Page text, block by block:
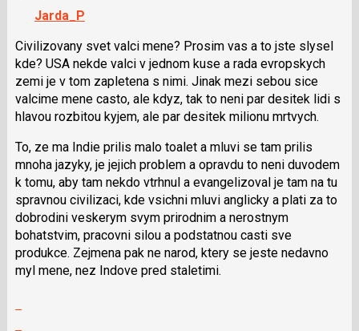
navigaci
lze
použít
i
klávesy
N
pro
a
P
pro
předchozí
nový
názor
Jarda_P
Civilizovany svet valci mene? Prosim vas a to jste slysel
kde? USA nekde valci v jednom kuse a rada evropskych
zemi je v tom zapletena s nimi. Jinak mezi sebou sice
valcime mene casto, ale kdyz, tak to neni par desitek lidi s
hlavou rozbitou kyjem, ale par desitek milionu mrtvych.
To, ze ma Indie prilis malo toalet a mluvi se tam prilis
mnoha jazyky, je jejich problem a opravdu to neni duvodem
k tomu, aby tam nekdo vtrhnul a evangelizoval je tam na tu
spravnou civilizaci, kde vsichni mluvi anglicky a plati za to
dobrodini veskerym svym prirodnim a nerostnym
bohatstvim, pracovni silou a podstatnou casti sve
produkce. Zejmena pak ne narod, ktery se jeste nedavno
myl mene, nez Indove pred staletimi.